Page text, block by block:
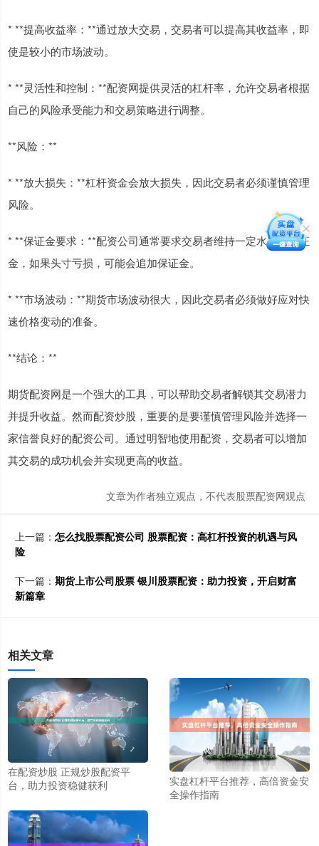
* **提高收益率：**通过放大交易，交易者可以提高其收益率，即
使是较小的市场波动。
* **灵活性和控制：**配资网提供灵活的杠杆率，允许交易者根据
自己的风险承受能力和交易策略进行调整。
**风险：**
* **放大损失：**杠杆资金会放大损失，因此交易者必须谨慎管理
风险。
* **保证金要求：**配资公司通常要求交易者维持一定水平的保证
金，如果头寸亏损，可能会追加保证金。
* **市场波动：**期货市场波动很大，因此交易者必须做好应对快
速价格变动的准备。
**结论：**
期货配资网是一个强大的工具，可以帮助交易者解锁其交易潜力
并提升收益。然而配资炒股，重要的是要谨慎管理风险并选择一
家信誉良好的配资公司。通过明智地使用配资，交易者可以增加
其交易的成功机会并实现更高的收益。
文章为作者独立观点，不代表股票配资网观点
上一篇： 怎么找股票配资公司 股票配资：高杠杆投资的机遇与风
险
下一篇： 期货上市公司股票 银川股票配资：助力投资，开启财富
新篇章
相关文章
在配资炒股 正规炒股配资平
台，助力投资稳健获利
实盘杠杆平台推荐，高倍资金安
全操作指南